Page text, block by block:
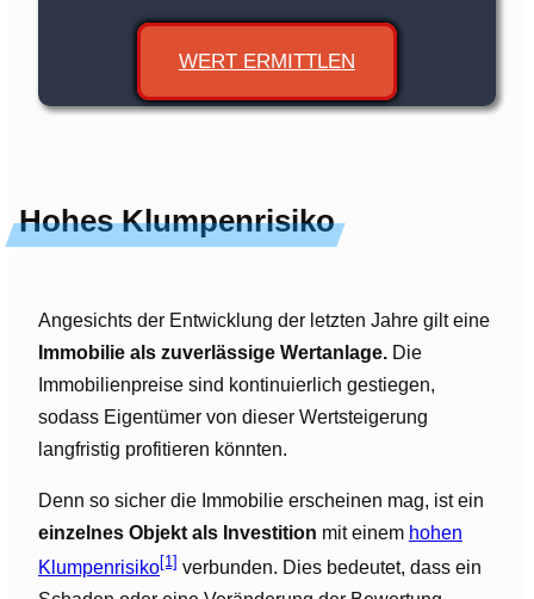
WERT ERMITTLEN
Hohes Klumpenrisiko
Angesichts der Entwicklung der letzten Jahre gilt eine
Immobilie als zuverlässige Wertanlage. Die
Immobilienpreise sind kontinuierlich gestiegen,
sodass Eigentümer von dieser Wertsteigerung
langfristig profitieren könnten.
Denn so sicher die Immobilie erscheinen mag, ist ein
einzelnes Objekt als Investition mit einem hohen
Klumpenrisiko[1] verbunden. Dies bedeutet, dass ein